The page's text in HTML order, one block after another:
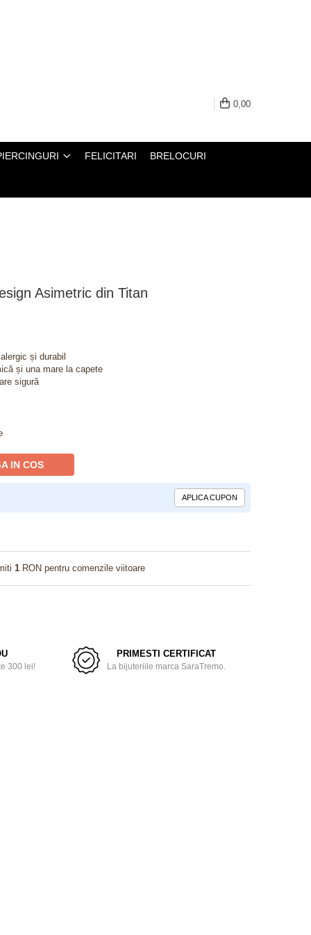
0,00
FELICITARI BRELOCURI
Asimetric din Titan
și durabil
și una mare la capete
sigură
IN COS
APLICA CUPON
1 RON pentru comenzile viitoare
300 lei!
PRIMESTI CERTIFICAT
La bijuteriile marca SaraTremo.